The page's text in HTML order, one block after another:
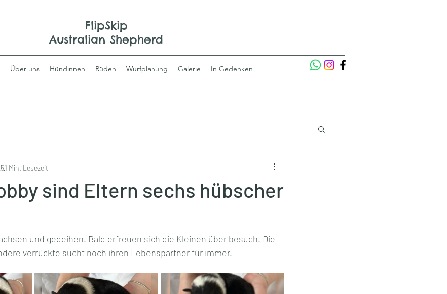
FlipSkip
Australian Shepherd
Über uns Hündinnen Rüden Wurfplanung Galerie In Gedenken
sind Eltern sechs hübscher
1 Min. Lesezeit
und gedeihen. Bald erfreuen sich die Kleinen über besuch. Die
verrückte sucht noch ihren Lebenspartner für immer.